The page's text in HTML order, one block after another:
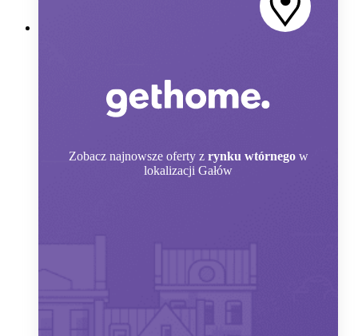
Zobacz najnowsze oferty z rynku wtórnego w
lokalizacji Gałów